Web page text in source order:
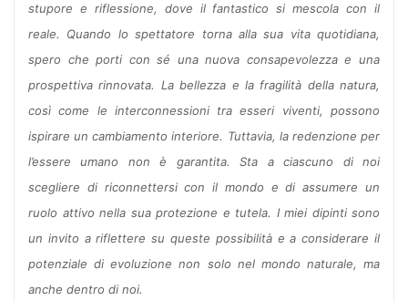
stupore e riflessione, dove il fantastico si mescola con il
reale. Quando lo spettatore torna alla sua vita quotidiana,
spero che porti con sé una nuova consapevolezza e una
prospettiva rinnovata. La bellezza e la fragilità della natura,
così come le interconnessioni tra esseri viventi, possono
ispirare un cambiamento interiore. Tuttavia, la redenzione per
l’essere umano non è garantita. Sta a ciascuno di noi
scegliere di riconnettersi con il mondo e di assumere un
ruolo attivo nella sua protezione e tutela. I miei dipinti sono
un invito a riflettere su queste possibilità e a considerare il
potenziale di evoluzione non solo nel mondo naturale, ma
anche dentro di noi.